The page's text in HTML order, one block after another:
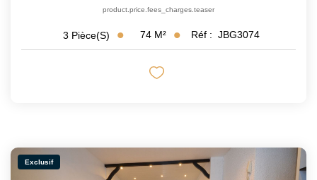
product.price.fees_charges.teaser
3 Pièce(s) 74 M² Réf : JBG3074
Exclusif